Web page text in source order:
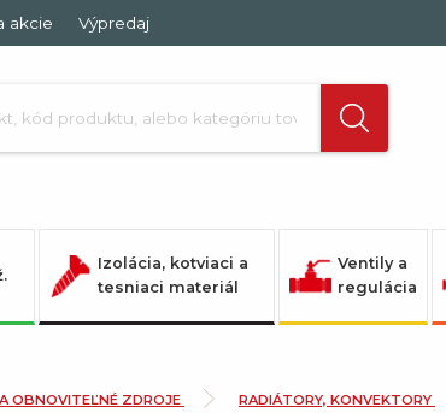
akcie Výpredaj
Izolácia, kotviaci a
tesniaci materiál
Ventily a
regulácia
OBNOVITEĽNÉ ZDROJE RADIÁTORY, KONVEKTORY